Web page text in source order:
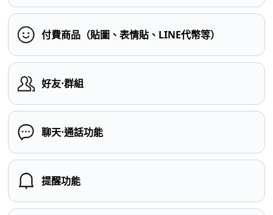
付費商品（貼圖、表情貼、LINE代幣等）
好友⋅群組
聊天⋅通話功能
提醒功能